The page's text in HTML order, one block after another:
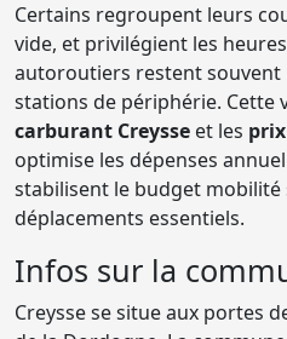
Certains regroupent leurs
vide, et privilégient les
autoroutiers restent souvent
stations de périphérie. Cette
carburant Creysse et les
optimise les dépenses
stabilisent le budget mobilité
déplacements essentiels.
Infos sur la
Creysse se situe aux portes